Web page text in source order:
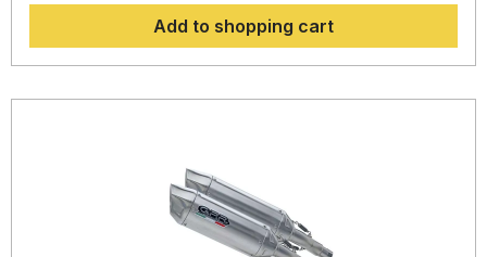
eine hörbare Soundverbesserung zur Serie, die Sie beim
Fahren geniessen können. Der Hersteller ist DIN zertifiziert
und garantiert somit eine gleichbleibend hohe Qualität
seiner Produkte, von der Sie als Kunde profitieren.
Montageempfehlungen: GPR Produkte sind Plug and Play.
entsprechende Zubehör. Dual homologated slip-on
exhaust including removable db killers and link
pipesZulassung: YesLieferzeit: ca. 14 Tage
Add to shopping cart